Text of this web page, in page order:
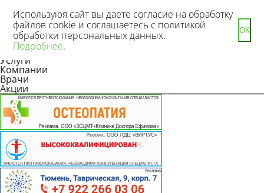
Новости
Статьи
Услуги
Компании
Врачи
Акции
Используюя сайт вы даете согласие на обработку
файлов cookie и соглашаетесь с политикой
обработки персональных данных.
Подробнее.
ОК